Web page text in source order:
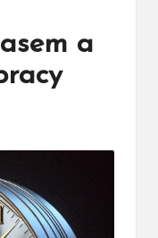
a